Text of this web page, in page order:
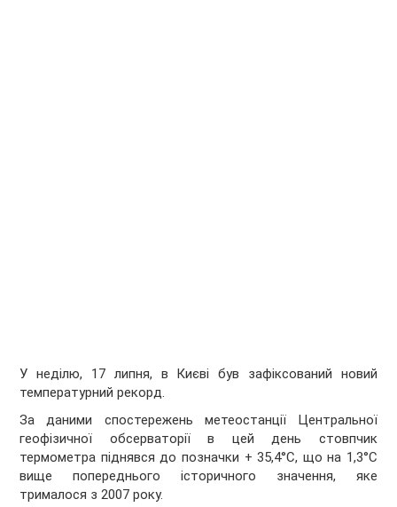
У неділю, 17 липня, в Києві був зафіксований новий
температурний рекорд.
За даними спостережень метеостанції Центральної
геофізичної обсерваторії в цей день стовпчик
термометра піднявся до позначки + 35,4°С, що на 1,3°С
вище попереднього історичного значення, яке
трималося з 2007 року.